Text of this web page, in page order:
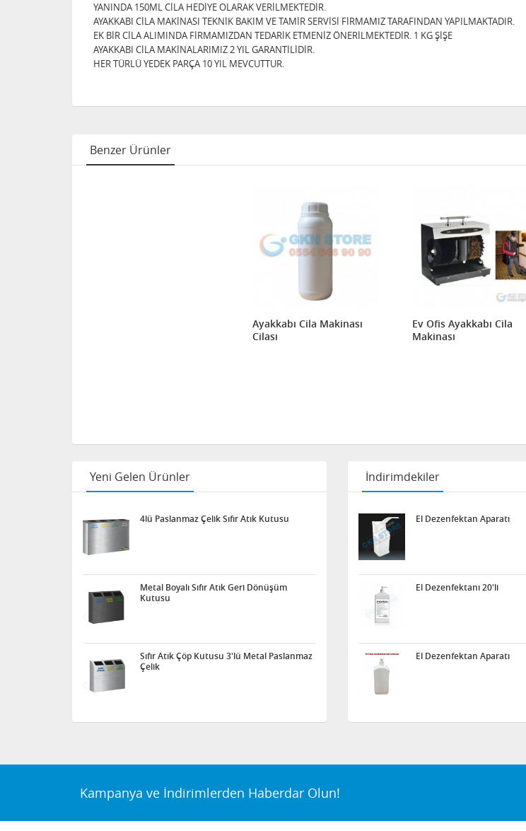
YANINDA 150ML CİLA HEDİYE OLARAK VERİLMEKTEDİR.
AYAKKABI CİLA MAKİNASI TEKNİK BAKIM VE TAMİR SERVİSİ FİRMAMIZ TARAFINDAN YAPILMAKTADIR.
EK BİR CİLA ALIMINDA FİRMAMIZDAN TEDARİK ETMENİZ ÖNERİLMEKTEDİR. 1 KG ŞİŞE
AYAKKABI CİLA MAKİNALARIMIZ 2 YIL GARANTİLİDİR.
HER TÜRLÜ YEDEK PARÇA 10 YIL MEVCUTTUR.
Benzer Ürünler
Ayakkabı Cila Makinası
Cilası
Ev Ofis Ayakkabı Cila
Makinası
Yeni Gelen Ürünler
4lü Paslanmaz Çelik Sıfır Atık Kutusu
Metal Boyalı Sıfır Atık Geri Dönüşüm
Kutusu
Sıfır Atık Çöp Kutusu 3'lü Metal Paslanmaz
Çelik
İndirimdekiler
El Dezenfektan Aparatı
El Dezenfektanı 20'li
El Dezenfektan Aparatı
Kampanya ve İndirimlerden Haberdar Olun!